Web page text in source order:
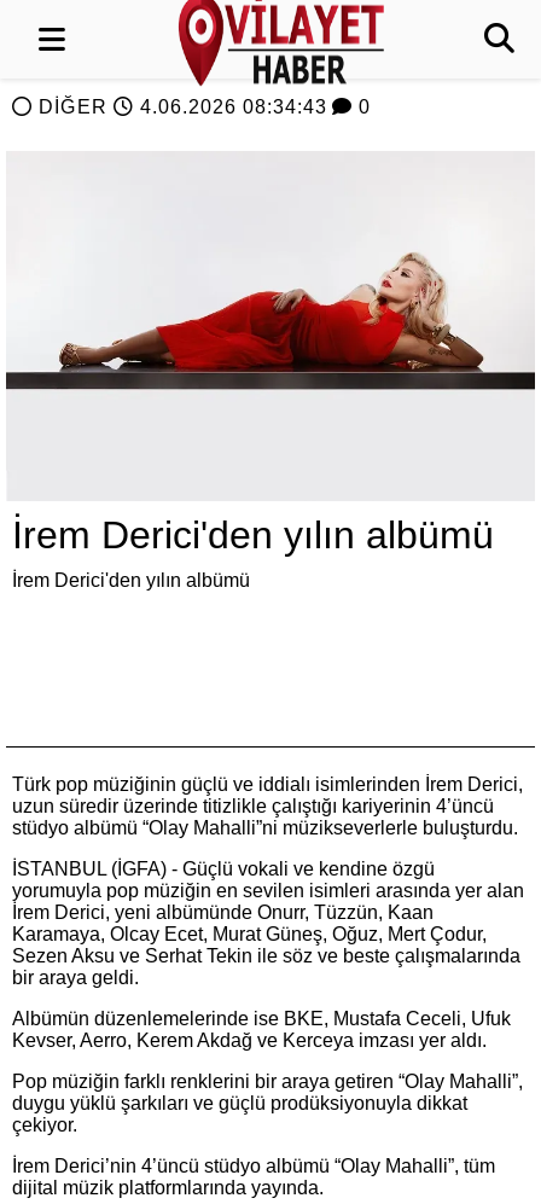
DİĞER 4.06.2026 08:34:43 0
İrem Derici'den yılın albümü
İrem Derici'den yılın albümü
Türk pop müziğinin güçlü ve iddialı isimlerinden İrem Derici,
uzun süredir üzerinde titizlikle çalıştığı kariyerinin 4’üncü
stüdyo albümü “Olay Mahalli”ni müzikseverlerle buluşturdu.
İSTANBUL (İGFA) - Güçlü vokali ve kendine özgü
yorumuyla pop müziğin en sevilen isimleri arasında yer alan
İrem Derici, yeni albümünde Onurr, Tüzzün, Kaan
Karamaya, Olcay Ecet, Murat Güneş, Oğuz, Mert Çodur,
Sezen Aksu ve Serhat Tekin ile söz ve beste çalışmalarında
bir araya geldi.
Albümün düzenlemelerinde ise BKE, Mustafa Ceceli, Ufuk
Kevser, Aerro, Kerem Akdağ ve Kerceya imzası yer aldı.
Pop müziğin farklı renklerini bir araya getiren “Olay Mahalli”,
duygu yüklü şarkıları ve güçlü prodüksiyonuyla dikkat
çekiyor.
İrem Derici’nin 4’üncü stüdyo albümü “Olay Mahalli”, tüm
dijital müzik platformlarında yayında.